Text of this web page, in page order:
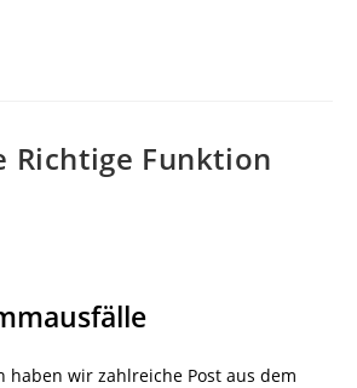
Richtige Funktion
haben wir zahlreiche Post aus dem